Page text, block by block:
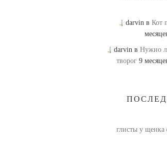
darvin в Кот
darvin в Нужно
творог 9
глисты у щенка